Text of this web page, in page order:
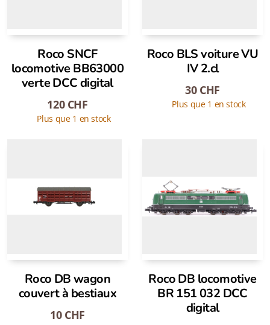
Roco SNCF
locomotive BB63000
verte DCC digital
120CHF
Plus que 1 en stock
Roco BLS voiture VU
IV 2.cl
30CHF
Plus que 1 en stock
Roco DB wagon
couvert à bestiaux
10CHF
Roco DB locomotive
BR 151 032 DCC
digital